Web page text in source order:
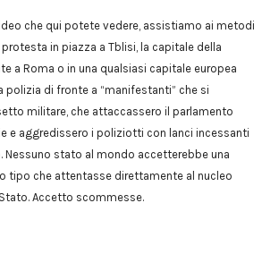
che qui potete vedere, assistiamo ai metodi
in piazza a Tblisi, la capitale della
a Roma o in una qualsiasi capitale europea
polizia di fronte a “manifestanti” che si
militare, che attaccassero il parlamento
e aggredissero i poliziotti con lanci incessanti
Nessuno stato al mondo accetterebbe una
tipo che attentasse direttamente al nucleo
Accetto scommesse.